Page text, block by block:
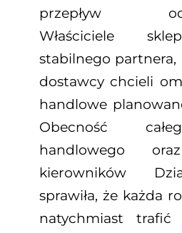
przepływ
Właściciele
stabilnego
dostawcy chcieli
handlowe
Obecność
handlowego
kierowników
sprawiła, że każda
natychmiast trafić